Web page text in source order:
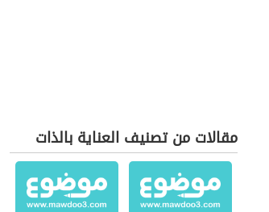
مقالات من تصنيف العناية بالذات